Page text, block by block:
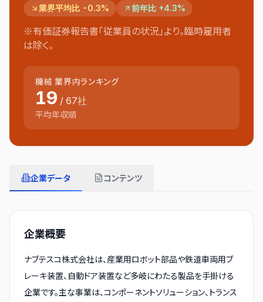
業界平均比 -0.3% 前年比 +4.3%
※有価証券報告書「従業員の状況」より。臨時雇用者
は除く。
機械 業界内ランキング
19 / 67社
平均年収順
企業データ コンテンツ
企業概要
ナブテスコ株式会社は、産業用ロボット部品や鉄道車両用ブ
レーキ装置、自動ドア装置など多岐にわたる製品を手掛ける
企業です。主な事業は、コンポーネントソリューション、トランス